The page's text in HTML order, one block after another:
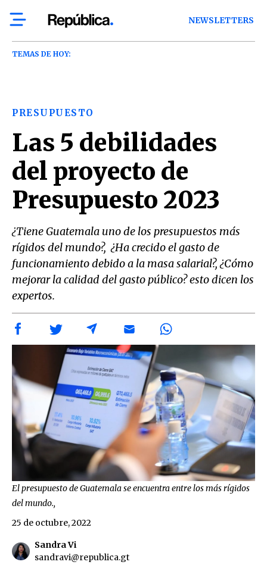
NEWSLETTERS
TEMAS DE HOY:
PRESUPUESTO
Las 5 debilidades
del proyecto de
Presupuesto 2023
¿Tiene Guatemala uno de los presupuestos más
rígidos del mundo?, ¿Ha crecido el gasto de
funcionamiento debido a la masa salarial?, ¿Cómo
mejorar la calidad del gasto público? esto dicen los
expertos.
El presupuesto de Guatemala se encuentra entre los más rígidos
del mundo.,
Sandra Vi
sandravi@republica.gt
25 de octubre, 2022